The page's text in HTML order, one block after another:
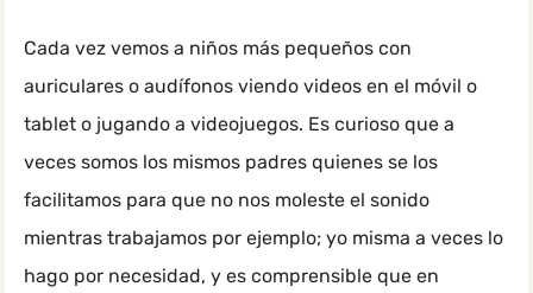
Cada vez vemos a niños más pequeños con
auriculares o audífonos viendo videos en el móvil o
tablet o jugando a videojuegos. Es curioso que a
veces somos los mismos padres quienes se los
facilitamos para que no nos moleste el sonido
mientras trabajamos por ejemplo; yo misma a veces lo
hago por necesidad, y es comprensible que en